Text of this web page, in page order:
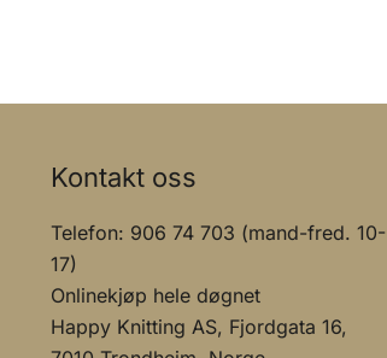
Kontakt oss
Telefon: 906 74 703 (mand-fred. 10-
17)
Onlinekjøp hele døgnet
Happy Knitting AS, Fjordgata 16,